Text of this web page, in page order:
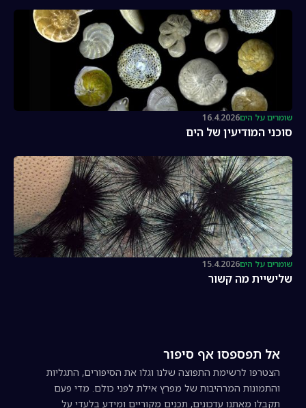
שומרים על הים16.4.2026
סוכני המודיעין של הים
שומרים על הים15.4.2026
שלישיית מה קשור
אל תפספסו אף סיפור
הצטרפו לרשימת התפוצה שלנו וגלו את הסיפורים, התגליות
והתמונות המרהיבות של מפרץ אילת לפני כולם. מדי פעם
תקבלו מאתנו עדכונים, תכנים מקוריים ומידע בלעדי על